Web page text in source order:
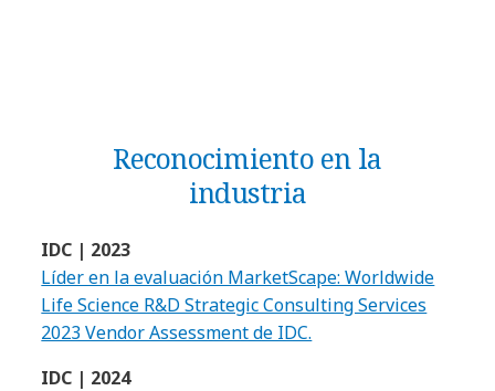
Reconocimiento en la
industria
IDC | 2023
Líder en la evaluación MarketScape: Worldwide
Life Science R&D Strategic Consulting Services
2023 Vendor Assessment de IDC.
IDC | 2024